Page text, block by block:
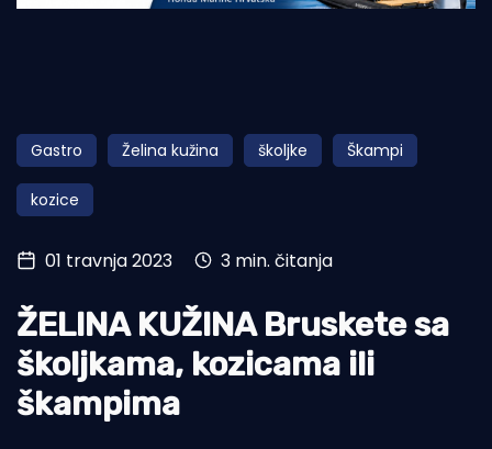
Obala
Otoci
Turizam i nautika
Pomorstvo
Ribolov
Ekologija
Tradicija i kultura
Gastro Želina kužina školjke Škampi
kozice
01 travnja 2023 3 min. čitanja
ŽELINA KUŽINA Bruskete sa
školjkama, kozicama ili
škampima